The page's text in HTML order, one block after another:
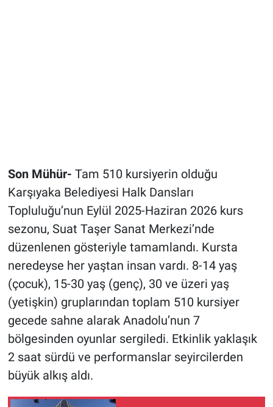
Son Mühür- Tam 510 kursiyerin olduğu
Karşıyaka Belediyesi Halk Dansları
Topluluğu’nun Eylül 2025-Haziran 2026 kurs
sezonu, Suat Taşer Sanat Merkezi’nde
düzenlenen gösteriyle tamamlandı. Kursta
neredeyse her yaştan insan vardı. 8-14 yaş
(çocuk), 15-30 yaş (genç), 30 ve üzeri yaş
(yetişkin) gruplarından toplam 510 kursiyer
gecede sahne alarak Anadolu’nun 7
bölgesinden oyunlar sergiledi. Etkinlik yaklaşık
2 saat sürdü ve performanslar seyircilerden
büyük alkış aldı.